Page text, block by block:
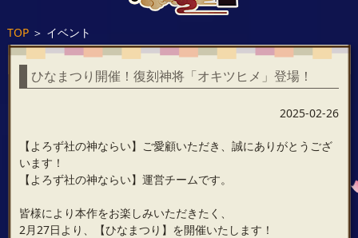
TOP＞ イベント
ひなまつり開催！復刻神将「オキツヒメ」登場！
2025-02-26
【よろず社の神ならい】ご愛顧いただき、誠にありがとうござ
います！
【よろず社の神ならい】運営チームです。
皆様により本作をお楽しみいただきたく、
2月27日より、【ひなまつり】を開催いたします！